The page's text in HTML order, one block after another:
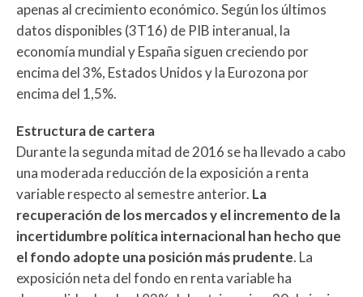
apenas al crecimiento económico. Según los últimos
datos disponibles (3T16) de PIB interanual, la
economía mundial y España siguen creciendo por
encima del 3%, Estados Unidos y la Eurozona por
encima del 1,5%.
Estructura de cartera
Durante la segunda mitad de 2016 se ha llevado a cabo
una moderada reducción de la exposición a renta
variable respecto al semestre anterior. La
recuperación de los mercados y el incremento de la
incertidumbre política internacional han hecho que
el fondo adopte una posición más prudente. La
exposición neta del fondo en renta variable ha